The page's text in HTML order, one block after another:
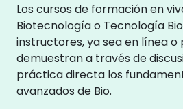
Los cursos de formación en
Biotecnología o Tecnología
instructores, ya sea en línea o
demuestran a través de
práctica directa los
avanzados de Bio.